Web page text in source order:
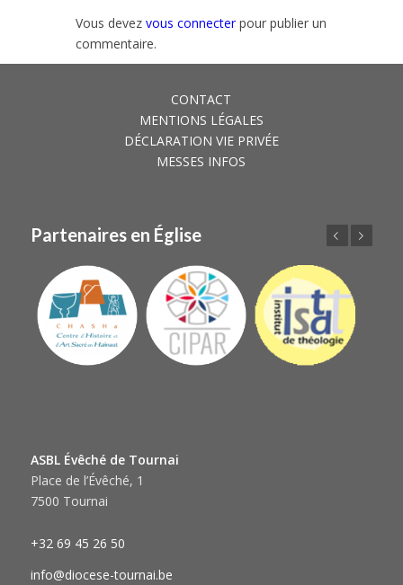
Vous devez vous connecterpour publier un
commentaire.
CONTACT
MENTIONS LÉGALES
DÉCLARATION VIE PRIVÉE
MESSES INFOS
Partenaires en Église
ASBL Évêché de Tournai
Place de l’Évêché, 1
7500 Tournai
+32 69 45 26 50
info@diocese-tournai.be